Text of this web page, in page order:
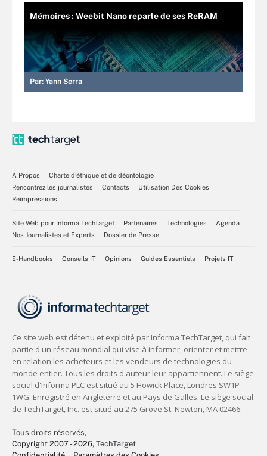
Mémoires : Weebit Nano reparle de ses ReRAM
Par: Yann Serra
À Propos
Charte d’éthique et de déontologie
Rencontrez les journalistes
Contacts
Utilisation Des Cookies
Réimpressions
Site Web pour Informa TechTarget Partenaires Technologies
Agenda
Nos Journalistes et Experts
Dossier de Presse
E-Handbooks Conseils IT Opinions Guides Essentiels Projets IT
Tous droits réservés,
Copyright 2007 - 2026, TechTarget